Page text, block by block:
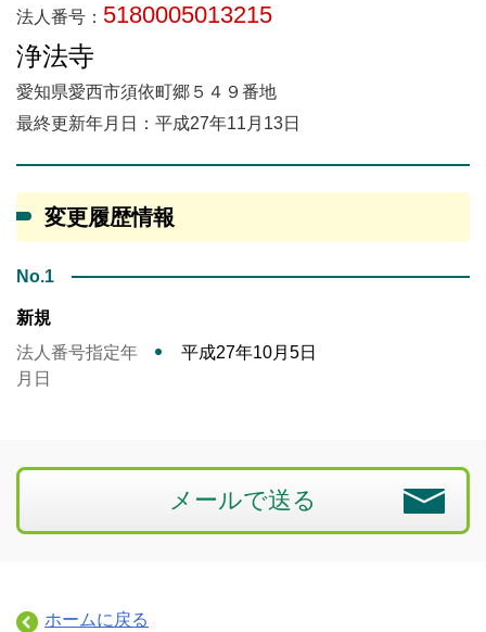
法人番号： 5180005013215
浄法寺
愛知県愛西市須依町郷５４９番地
最終更新年月日：平成27年11月13日
変更履歴情報
No.1
新規
法人番号指定年
月日
平成27年10月5日
メールで送る
ホームに戻る